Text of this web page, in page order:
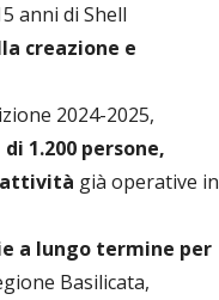
anni di Shell
creazione e
2024-2025,
1.200 persone,
attività già operative in
a lungo termine per
Basilicata,